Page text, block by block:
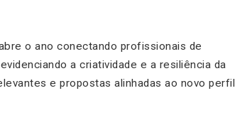
o ano conectando profissionais de
a criatividade e a resiliência da
e propostas alinhadas ao novo perfil